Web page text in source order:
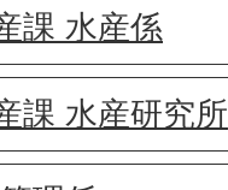
課 水産係
課 水産研究所